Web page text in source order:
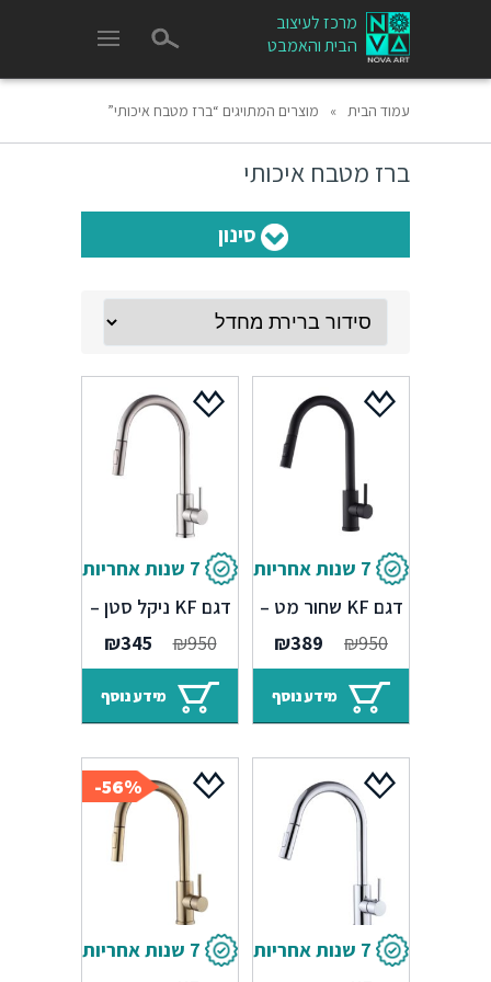
מרכז לעיצוב
הבית והאמבט
עמוד הבית » מוצרים המתויגים “ברז מטבח איכותי”
ברז מטבח איכותי
סינון
7 שנות אחריות
ברז מטבח נשלף
דגם KF שחור מט –
7 שנים אחריות
₪950
המחיר
המקורי
היה:
₪950.
₪389
הנוכחי
הוא:
₪389.
מידע נוסף
7 שנות אחריות
ברז מטבח נשלף
דגם KF ניקל סטן –
7 שנים אחריות
₪950
המחיר
המקורי
היה:
₪950.
₪345
הנוכחי
הוא:
₪345.
מידע נוסף
7 שנות אחריות
ברז מטבח נשלף
56%-
7 שנות אחריות
ברז מטבח נשלף